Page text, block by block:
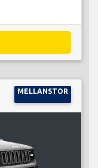
MELLANSTOR